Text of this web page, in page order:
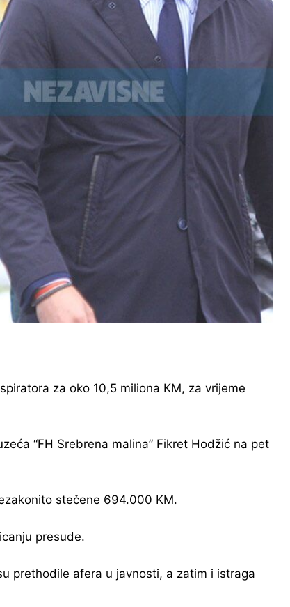
za oko 10,5 miliona KM, za vrijeme
“FH Srebrena malina” Fikret Hodžić na pet
stečene 694.000 KM.
presude.
prethodile afera u javnosti, a zatim i istraga